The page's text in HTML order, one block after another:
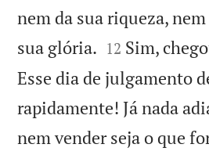
nem da sua riqueza,
sua glória. 

12 Sim,
Esse dia de julgamento
rapidamente! Já nada
nem vender seja o que